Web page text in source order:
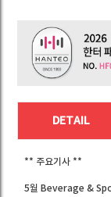
DETAIL
** 주요기사 **
5월 Beverage &